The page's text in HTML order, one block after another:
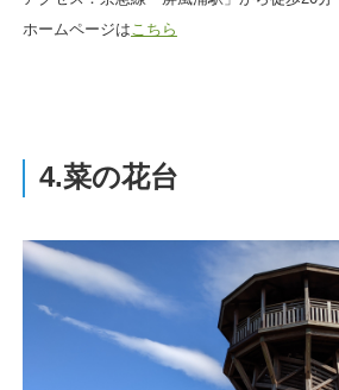
ホームページはこちら
4.菜の花台